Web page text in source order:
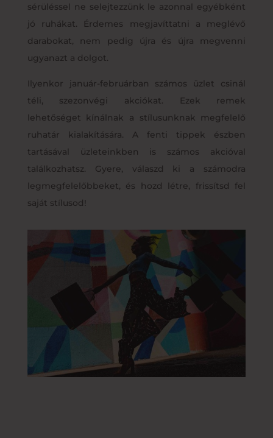
sérüléssel ne selejtezzünk le azonnal egyébként
jó ruhákat. Érdemes megjavíttatni a meglévő
darabokat, nem pedig újra és újra megvenni
ugyanazt a dolgot.
Ilyenkor január-februárban számos üzlet csinál
téli, szezonvégi akciókat. Ezek remek
lehetőséget kínálnak a stílusunknak megfelelő
ruhatár kialakítására. A fenti tippek észben
tartásával üzleteinkben is számos akcióval
találkozhatsz. Gyere, válaszd ki a számodra
legmegfelelőbbeket, és hozd létre, frissítsd fel
saját stílusod!